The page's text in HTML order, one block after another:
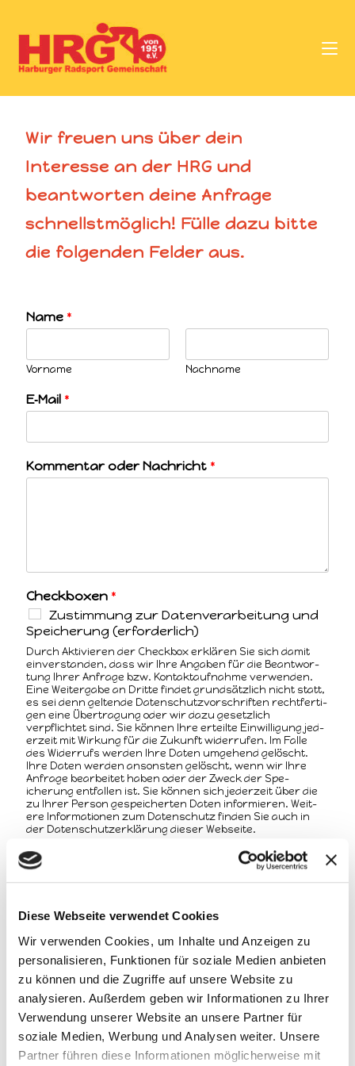
Diese Webseite verwendet Cookies
Wir verwenden Cookies, um Inhalte und Anzeigen zu
personalisieren, Funktionen für soziale Medien anbieten
zu können und die Zugriffe auf unsere Website zu
analysieren. Außerdem geben wir Informationen zu Ihrer
Verwendung unserer Website an unsere Partner für
soziale Medien, Werbung und Analysen weiter. Unsere
Partner führen diese Informationen möglicherweise mit
Wir freuen uns über dein
Interesse an der HRG und
beantworten deine Anfrage
schnellstmöglich! Fülle dazu bitte
die folgenden Felder aus.
Name *
Vor­name Nach­name
E‑Mail *
Kom­men­tar oder Nachricht *
Check­box­en *
Zus­tim­mung zur Daten­ver­ar­beitung und
Spe­icherung (erforder­lich)
Durch Aktivieren der Check­box erk­lären Sie sich damit
ein­ver­standen, dass wir Ihre Angaben für die Beant­wor­
tung Ihrer Anfrage bzw. Kon­tak­tauf­nahme ver­wen­den.
Eine Weit­er­gabe an Dritte find­et grund­sät­zlich nicht statt,
es sei denn gel­tende Daten­schutzvorschriften recht­fer­ti­
gen eine Über­tra­gung oder wir dazu geset­zlich
verpflichtet sind. Sie kön­nen Ihre erteilte Ein­willi­gung jed­
erzeit mit Wirkung für die Zukun­ft wider­rufen. Im Falle
des Wider­rufs wer­den Ihre Dat­en umge­hend gelöscht.
Ihre Dat­en wer­den anson­sten gelöscht, wenn wir Ihre
Anfrage bear­beit­et haben oder der Zweck der Spe­
icherung ent­fall­en ist. Sie kön­nen sich jed­erzeit über die
zu Ihrer Per­son gespe­icherten Dat­en informieren. Weit­
ere Infor­ma­tio­nen zum Daten­schutz find­en Sie auch in
der Daten­schutzerk­lärung dieser Webseite.
ABSENDEN
Suche